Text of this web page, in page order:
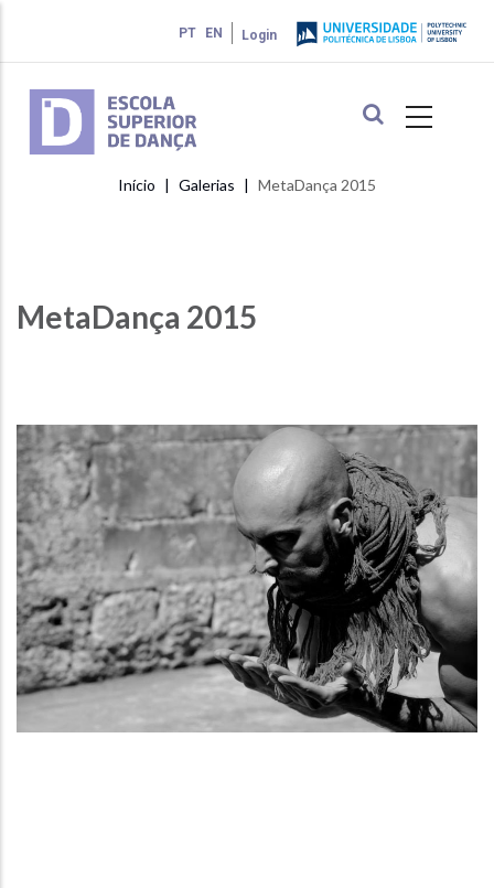
o
conteúdo
Login
PT EN
Navegação
Início Galerias MetaDança 2015
MetaDança 2015